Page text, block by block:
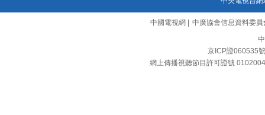
中國電視網
中廣協會信息資料委員
京ICP證060535
網上傳播視聽節目許可證號